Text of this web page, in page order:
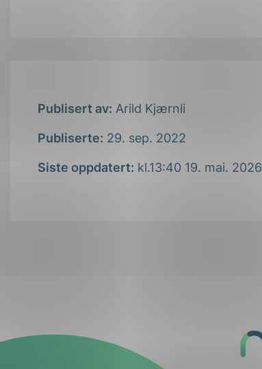
Publisert av: Arild Kjærnli
Publiserte: 29. sep. 2022
Siste oppdatert: kl.13:40 19. mai. 2026